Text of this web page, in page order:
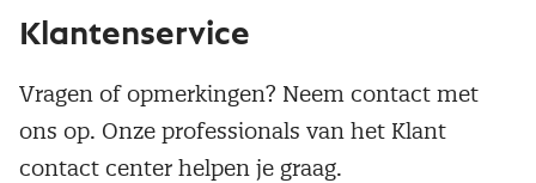
Klantenservice
Vragen of opmerkingen? Neem contact met
ons op. Onze professionals van het Klant
contact center helpen je graag.